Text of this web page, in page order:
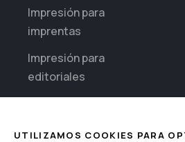
UTILIZAMOS COOKIES PARA
Impresión para
imprentas
Impresión para
editoriales